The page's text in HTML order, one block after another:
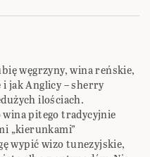
węgrzyny, wina reńskie,
jak Anglicy – sherry
ilościach.
wina pitego tradycyjnie
„kierunkami”
wypić wizo tunezyjskie,